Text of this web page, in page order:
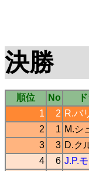
決勝
順位 No
1
2 R.バ
2
1 M.シ
3
3 D.ク
4
6 J.P.